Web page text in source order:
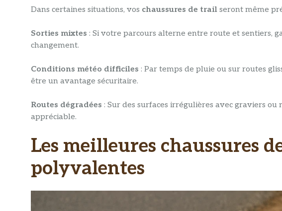
Dans certaines situations, vos chaussures de trail seront même
Sorties mixtes : Si votre parcours alterne entre route et sentiers,
changement.
Conditions météo difficiles : Par temps de pluie ou sur routes
être un avantage sécuritaire.
Routes dégradées : Sur des surfaces irrégulières avec graviers
appréciable.
Les meilleures chaussures
polyvalentes